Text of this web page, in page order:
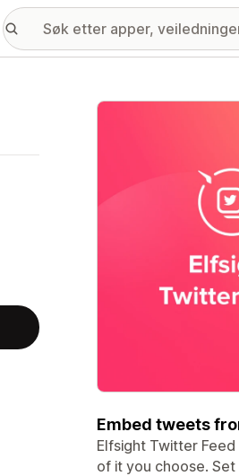
Galleri med
Embed tweets
Elfsight Twitter
of it you choose.